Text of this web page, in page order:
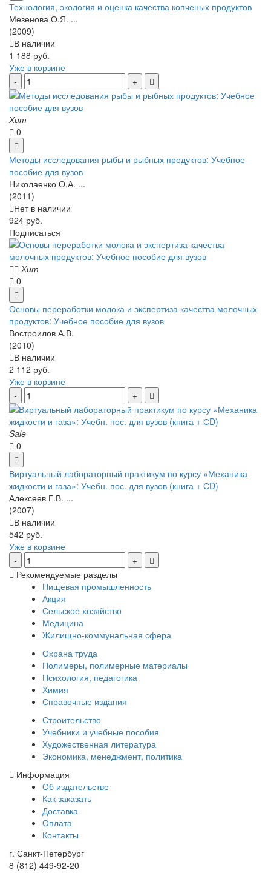
Технология, экология и оценка качества копченых продуктов
Мезенова О.Я. ...
(2009)
В наличии
1 188 руб.
Уже в корзине
Хит
0
Методы исследования рыбы и рыбных продуктов: Учебное
пособие для вузов
Николаенко О.А. ...
(2011)
Нет в наличии
924 руб.
Подписаться
Хит
0
Основы переработки молока и экспертиза качества молочных
продуктов: Учебное пособие для вузов
Востроилов А.В.
(2010)
В наличии
2 112 руб.
Уже в корзине
Sale
0
Виртуальный лабораторный практикум по курсу «Механика
жидкости и газа»: Учебн. пос. для вузов (книга + СD)
Алексеев Г.В. ...
(2007)
В наличии
542 руб.
Уже в корзине
Рекомендуемые разделы
Пищевая промышленность
Акция
Сельское хозяйство
Медицина
Жилищно-коммунальная сфера
Охрана труда
Полимеры, полимерные материалы
Психология, педагогика
Химия
Справочные издания
Строительство
Учебники и учебные пособия
Художественная литература
Экономика, менеджмент, политика
Информация
Об издательстве
Как заказать
Доставка
Оплата
Контакты
г. Санкт-Петербург
8 (812) 449-92-20